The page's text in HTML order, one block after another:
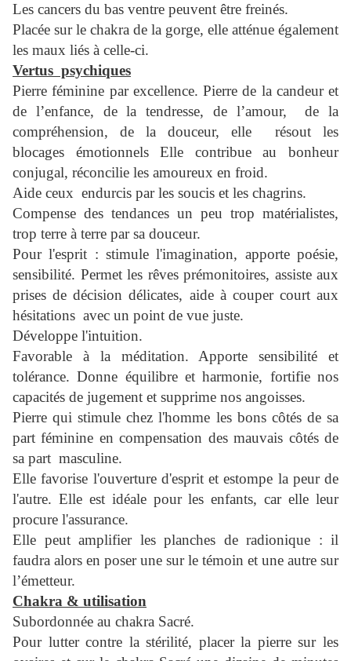
Les cancers du bas ventre peuvent être freinés.
Placée sur le chakra de la gorge, elle atténue également
les maux liés à celle-ci.
Vertus psychiques
Pierre féminine par excellence. Pierre de la candeur et
de l’enfance, de la tendresse, de l’amour, de la
compréhension, de la douceur, elle résout les
blocages émotionnels Elle contribue au bonheur
conjugal, réconcilie les amoureux en froid.
Aide ceux endurcis par les soucis et les chagrins.
Compense des tendances un peu trop matérialistes,
trop terre à terre par sa douceur.
Pour l'esprit : stimule l'imagination, apporte poésie,
sensibilité. Permet les rêves prémonitoires, assiste aux
prises de décision délicates, aide à couper court aux
hésitations avec un point de vue juste.
Développe l'intuition.
Favorable à la méditation. Apporte sensibilité et
tolérance. Donne équilibre et harmonie, fortifie nos
capacités de jugement et supprime nos angoisses.
Pierre qui stimule chez l'homme les bons côtés de sa
part féminine en compensation des mauvais côtés de
sa part masculine.
Elle favorise l'ouverture d'esprit et estompe la peur de
l'autre. Elle est idéale pour les enfants, car elle leur
procure l'assurance.
Elle peut amplifier les planches de radionique : il
faudra alors en poser une sur le témoin et une autre sur
l’émetteur.
Chakra & utilisation
Subordonnée au chakra Sacré.
Pour lutter contre la stérilité, placer la pierre sur les